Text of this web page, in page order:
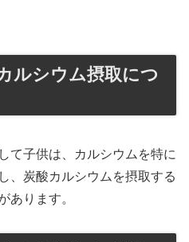
ルシウム摂取につ
て子供は、カルシウムを特に
、炭酸カルシウムを摂取する
あります。